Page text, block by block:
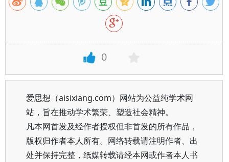
0
爱思想（aisixiang.com）网站为公益纯学术网
站，旨在推动学术繁荣、塑造社会精神。
凡本网首发及经作者授权但非首发的所有作品，
版权归作者本人所有。网络转载请注明作者、出
处并保持完整，纸媒转载请经本网或作者本人书